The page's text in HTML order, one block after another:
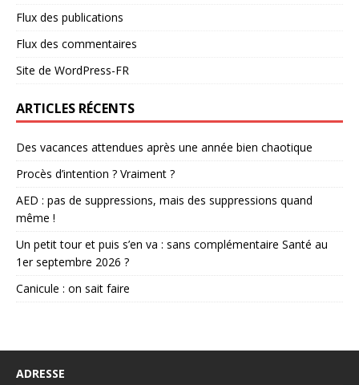
Flux des publications
Flux des commentaires
Site de WordPress-FR
ARTICLES RÉCENTS
Des vacances attendues après une année bien chaotique
Procès d’intention ? Vraiment ?
AED : pas de suppressions, mais des suppressions quand
même !
Un petit tour et puis s’en va : sans complémentaire Santé au
1er septembre 2026 ?
Canicule : on sait faire
ADRESSE